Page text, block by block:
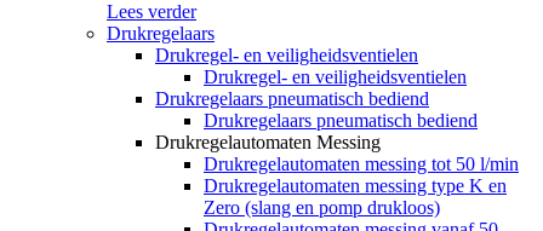
Lees verder
Drukregelaars
Drukregel- en veiligheidsventielen
Drukregel- en veiligheidsventielen
Drukregelaars pneumatisch bediend
Drukregelaars pneumatisch bediend
Drukregelautomaten Messing
Drukregelautomaten messing tot 50 l/min
Drukregelautomaten messing type K en
Zero (slang en pomp drukloos)